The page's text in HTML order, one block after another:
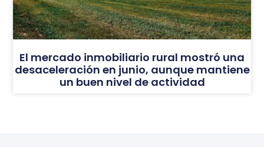
El mercado inmobiliario rural mostró una
desaceleración en junio, aunque mantiene
un buen nivel de actividad